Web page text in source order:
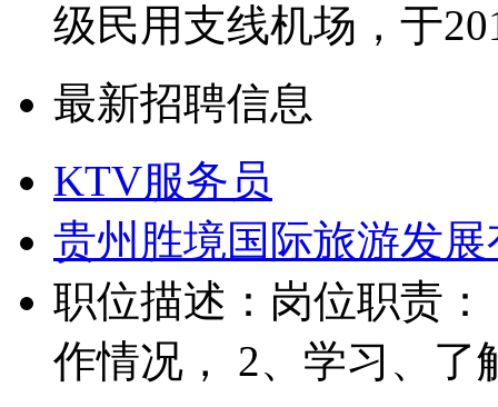
级民用支线机场，于
最新招聘信息
KTV服务员
贵州胜境国际旅游发
职位描述：岗位职责
作情况， 2、学习、